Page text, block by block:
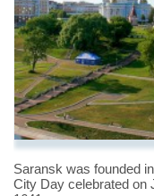
Saransk was founded
City Day celebrated on